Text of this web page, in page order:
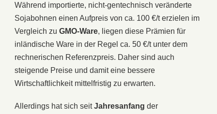
Während importierte, nicht-gentechnisch veränderte
Sojabohnen einen Aufpreis von ca. 100 €/t erzielen im
Vergleich zu GMO-Ware, liegen diese Prämien für
inländische Ware in der Regel ca. 50 €/t unter dem
rechnerischen Referenzpreis. Daher sind auch
steigende Preise und damit eine bessere
Wirtschaftlichkeit mittelfristig zu erwarten.
Allerdings hat sich seitJahresanfang der